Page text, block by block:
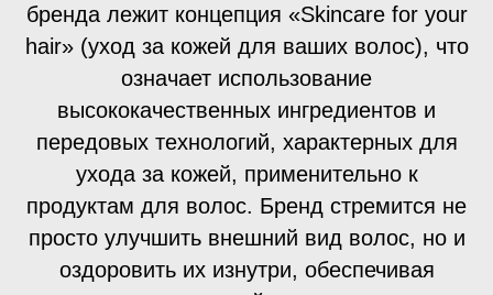
бренда лежит концепция «Skincare for your
hair» (уход за кожей для ваших волос), что
означает использование
высококачественных ингредиентов и
передовых технологий, характерных для
ухода за кожей, применительно к
продуктам для волос. Бренд стремится не
просто улучшить внешний вид волос, но и
оздоровить их изнутри, обеспечивая